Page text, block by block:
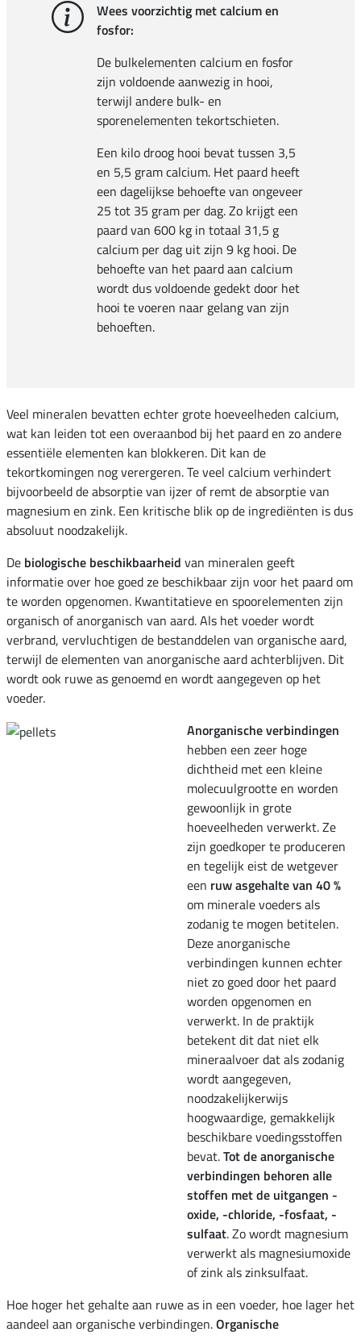
Wees voorzichtig met calcium en
fosfor:
De bulkelementen calcium en fosfor
zijn voldoende aanwezig in hooi,
terwijl andere bulk- en
sporenelementen tekortschieten.
Een kilo droog hooi bevat tussen 3,5
en 5,5 gram calcium. Het paard heeft
een dagelijkse behoefte van ongeveer
25 tot 35 gram per dag. Zo krijgt een
paard van 600 kg in totaal 31,5 g
calcium per dag uit zijn 9 kg hooi. De
behoefte van het paard aan calcium
wordt dus voldoende gedekt door het
hooi te voeren naar gelang van zijn
behoeften.
Veel mineralen bevatten echter grote hoeveelheden calcium,
wat kan leiden tot een overaanbod bij het paard en zo andere
essentiële elementen kan blokkeren. Dit kan de
tekortkomingen nog verergeren. Te veel calcium verhindert
bijvoorbeeld de absorptie van ijzer of remt de absorptie van
magnesium en zink. Een kritische blik op de ingrediënten is dus
absoluut noodzakelijk.
De biologische beschikbaarheid van mineralen geeft
informatie over hoe goed ze beschikbaar zijn voor het paard om
te worden opgenomen. Kwantitatieve en spoorelementen zijn
organisch of anorganisch van aard. Als het voeder wordt
verbrand, vervluchtigen de bestanddelen van organische aard,
terwijl de elementen van anorganische aard achterblijven. Dit
wordt ook ruwe as genoemd en wordt aangegeven op het
voeder.
Anorganische verbindingen
hebben een zeer hoge
dichtheid met een kleine
molecuulgrootte en worden
gewoonlijk in grote
hoeveelheden verwerkt. Ze
zijn goedkoper te produceren
en tegelijk eist de wetgever
een ruw asgehalte van 40 %
om minerale voeders als
zodanig te mogen betitelen.
Deze anorganische
verbindingen kunnen echter
niet zo goed door het paard
worden opgenomen en
verwerkt. In de praktijk
betekent dit dat niet elk
mineraalvoer dat als zodanig
wordt aangegeven,
noodzakelijkerwijs
hoogwaardige, gemakkelijk
beschikbare voedingsstoffen
bevat.Tot de anorganische
verbindingen behoren alle
stoffen met de uitgangen -
oxide, -chloride, -fosfaat, -
sulfaat. Zo wordt magnesium
verwerkt als magnesiumoxide
of zink als zinksulfaat.
Hoe hoger het gehalte aan ruwe as in een voeder, hoe lager het
aandeel aan organische verbindingen.Organische